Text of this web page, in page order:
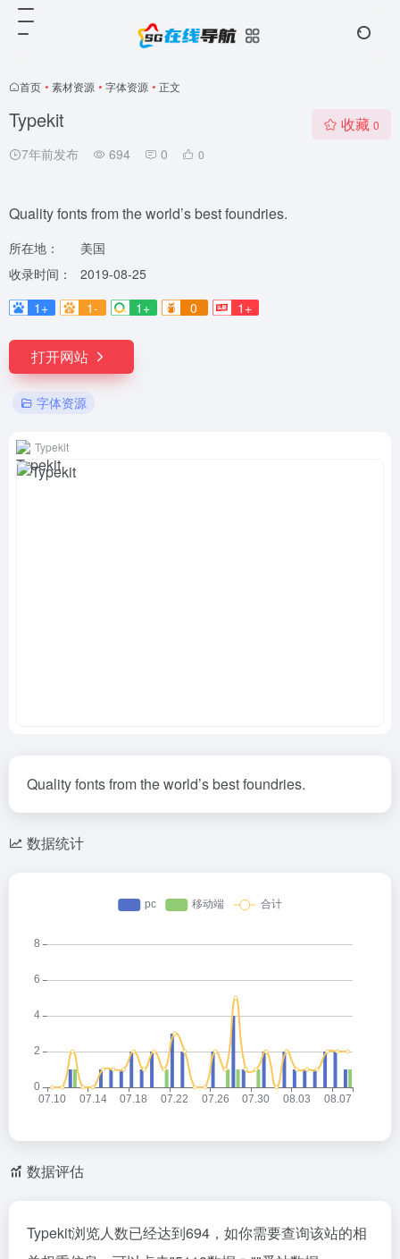
首页 • 素材资源 • 字体资源 • 正文
Typekit
7年前发布 694 0 0
收藏 0
Quality fonts from the world’s best foundries.
所在地：
美国
收录时间：
2019-08-25
1+
1- 1+ 0 1+
打开网站
字体资源
Typekit
Quality fonts from the world’s best foundries.
数据统计
数据评估
Typekit浏览人数已经达到694，如你需要查询该站的相